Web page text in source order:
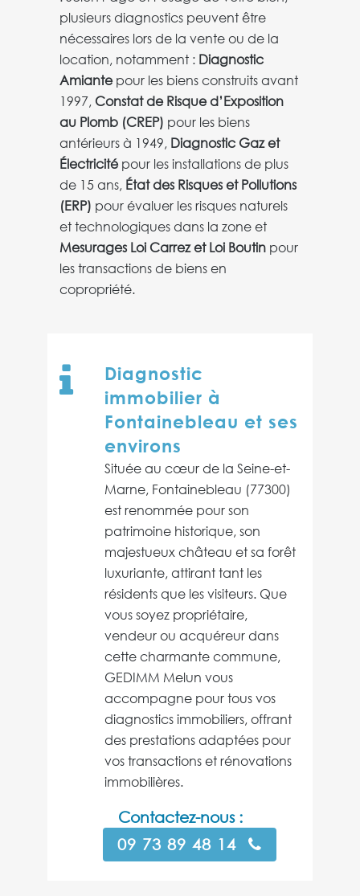
plusieurs diagnostics peuvent être
nécessaires lors de la vente ou de la
location, notamment : Diagnostic
Amiantepour les biens construits avant
1997, Constat de Risque d’Exposition
au Plomb (CREP) pour les biens
antérieurs à 1949, Diagnostic Gaz et
Électricitépour les installations de plus
de 15 ans, État des Risques et Pollutions
(ERP) pour évaluer les risques naturels
et technologiques dans la zone et
Mesurages Loi Carrez et Loi Boutin pour
les transactions de biens en
copropriété.
Diagnostic
immobilier à
Fontainebleau et ses
environs
Située au cœur de la Seine-et-
Marne, Fontainebleau (77300)
est renommée pour son
patrimoine historique, son
majestueux château et sa forêt
luxuriante, attirant tant les
résidents que les visiteurs. Que
vous soyez propriétaire,
vendeur ou acquéreur dans
cette charmante commune,
GEDIMM Melun vous
accompagne pour tous vos
diagnostics immobiliers, offrant
des prestations adaptées pour
vos transactions et rénovations
immobilières.
Contactez-nous :
09 73 89 48 14